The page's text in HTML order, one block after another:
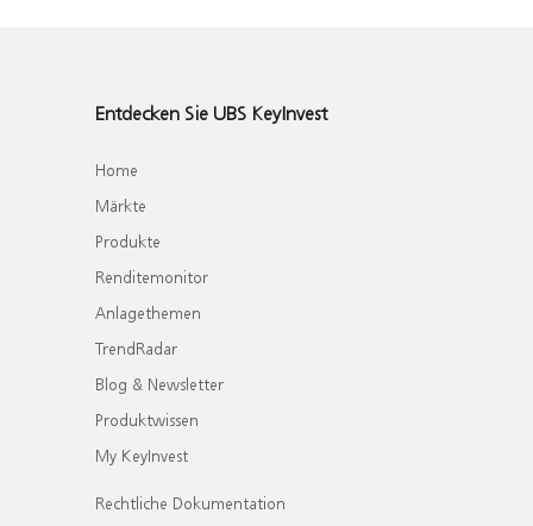
Entdecken Sie UBS KeyInvest
Home
Märkte
Produkte
Renditemonitor
Anlagethemen
TrendRadar
Blog & Newsletter
Produktwissen
My KeyInvest
Rechtliche Dokumentation